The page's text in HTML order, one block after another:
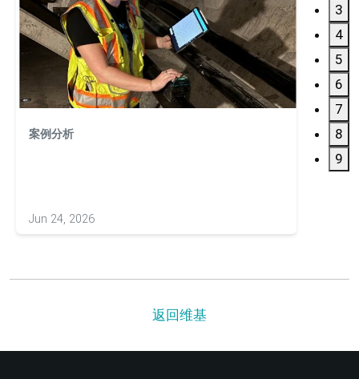
案例分析
Jun 24, 2026
案例
利用
3
4
5
6
7
8
9
返回维基